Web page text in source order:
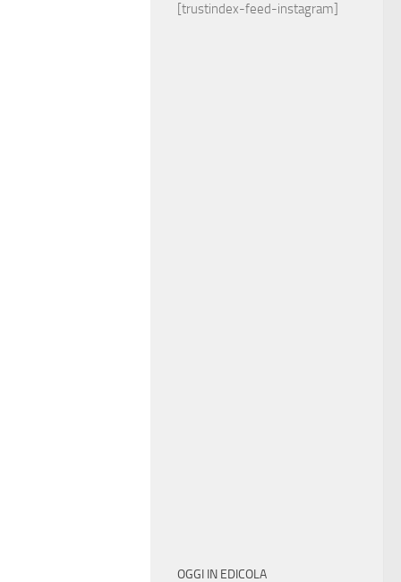
[trustindex-feed-instagram]
OGGI IN EDICOLA